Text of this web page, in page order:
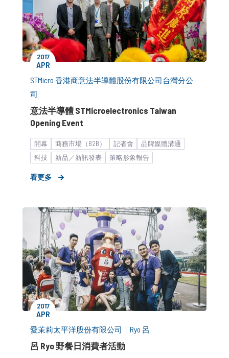
2017
APR
STMicro 香港商意法半導體股份有限公司台灣分公
司
意法半導體 STMicroelectronics Taiwan
Opening Event
開幕 商務市場（B2B） 記者會
品牌媒體溝通
科技
新品／新訊發表 策略形象報告
看更多
2017
APR
愛茉莉太平洋股份有限公司 ｜ Ryo 呂
呂 Ryo 野餐日消費者活動